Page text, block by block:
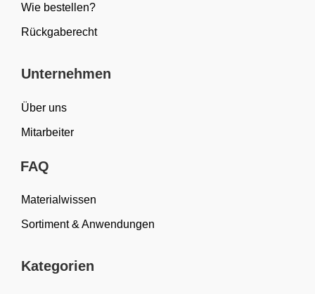
Wie bestellen?
Rückgaberecht
Unternehmen
Über uns
Mitarbeiter
FAQ
Materialwissen
Sortiment & Anwendungen
Kategorien